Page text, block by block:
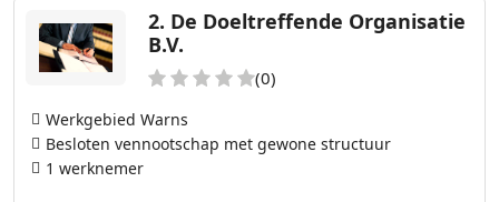
2. De Doeltreffende Organisatie
B.V.
(0)
Werkgebied Warns
Besloten vennootschap met gewone structuur
1 werknemer